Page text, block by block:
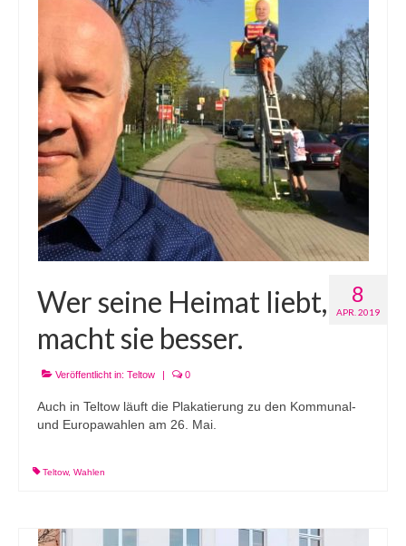
8
APR. 2019
Wer seine Heimat liebt,
macht sie besser.
Veröffentlicht in: Teltow | 0
Auch in Teltow läuft die Plakatierung zu den Kommunal-
und Europawahlen am 26. Mai.
Teltow, Wahlen